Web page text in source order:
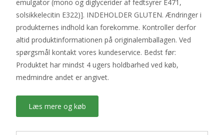
emulgator (mono og diglycerider af fedtsyrer E471,
solsikkelecitin E322)]. INDEHOLDER GLUTEN. Ændringer i
produkternes indhold kan forekomme. Kontroller derfor
altid produktinformationen på originalemballagen. Ved
spørgsmål kontakt vores kundeservice. Bedst før:
Produktet har mindst 4 ugers holdbarhed ved køb,
medmindre andet er angivet.
Læs mere og køb